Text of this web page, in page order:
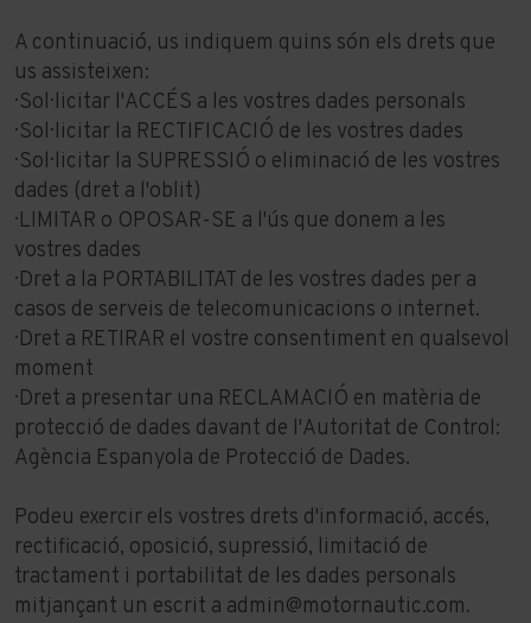
A continuació, us indiquem quins són els drets que
us assisteixen:
· Sol·licitar l'ACCÉS a les vostres dades personals
· Sol·licitar la RECTIFICACIÓ de les vostres dades
· Sol·licitar la SUPRESSIÓ o eliminació de les vostres
dades (dret a l'oblit)
· LIMITAR o OPOSAR-SE a l'ús que donem a les
vostres dades
· Dret a la PORTABILITAT de les vostres dades per a
casos de serveis de telecomunicacions o internet.
· Dret a RETIRAR el vostre consentiment en qualsevol
moment
· Dret a presentar una RECLAMACIÓ en matèria de
protecció de dades davant de l'Autoritat de Control:
Agència Espanyola de Protecció de Dades.
Podeu exercir els vostres drets d'informació, accés,
rectificació, oposició, supressió, limitació de
tractament i portabilitat de les dades personals
mitjançant un escrit a admin@motornautic.com.